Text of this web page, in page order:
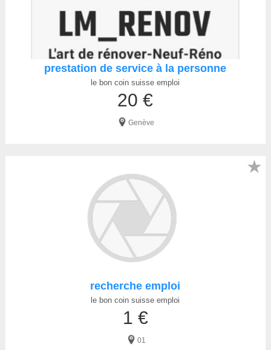
prestation de service à la personne
le bon coin suisse emploi
20 €
Genève
recherche emploi
le bon coin suisse emploi
1 €
01
★